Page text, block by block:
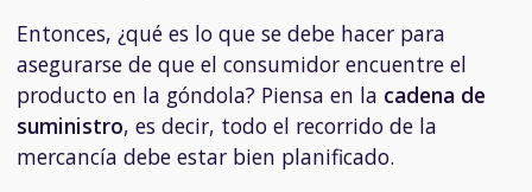
Entonces, ¿qué es lo que se debe hacer para
asegurarse de que el consumidor encuentre el
producto en la góndola? Piensa en la cadena de
suministro, es decir, todo el recorrido de la
mercancía debe estar bien planificado.